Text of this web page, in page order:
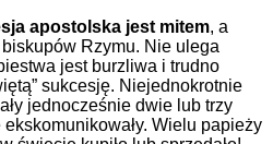
apostolska jest mitem, a
Rzymu. Nie ulega
jest burzliwa i trudno
sukcesję. Niejednokrotnie
jednocześnie dwie lub trzy
Wielu papieży